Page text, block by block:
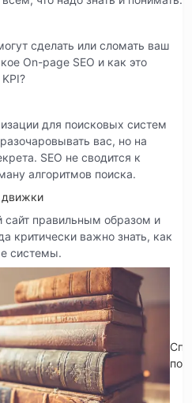
сделать или сломать ваш
On-page SEO и как это
для поисковых систем
вас, но на
SEO не сводится к
алгоритмов поиска.
движки
сайт правильным образом и
критически важно знать, как
системы.
по